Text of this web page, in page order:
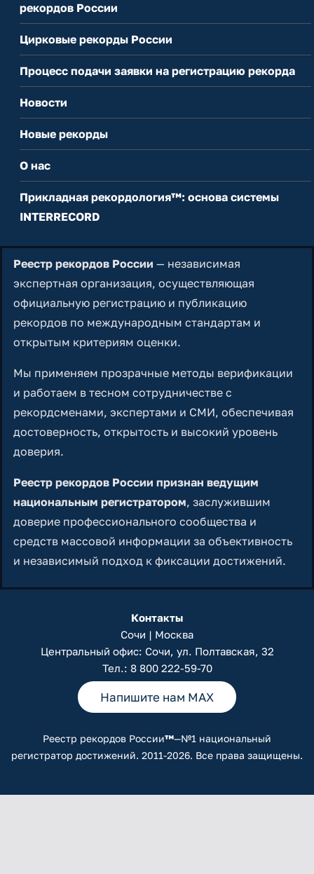
рекордов России
Цирковые рекорды России
Процесс подачи заявки на регистрацию рекорда
Новости
Новые рекорды
О нас
Прикладная рекордология™: основа системы
INTERRECORD
Реестр рекордов России — независимая
экспертная организация, осуществляющая
официальную регистрацию и публикацию
рекордов по международным стандартам и
открытым критериям оценки.
Мы применяем прозрачные методы верификации
и работаем в тесном сотрудничестве с
рекордсменами, экспертами и СМИ, обеспечивая
достоверность, открытость и высокий уровень
доверия.
Реестр рекордов России признан ведущим
национальным регистратором, заслужившим
доверие профессионального сообщества и
средств массовой информации за объективность
и независимый подход к фиксации достижений.
Контакты
Сочи | Москва
Центральный офис: Сочи, ул. Полтавская, 32
Тел.: 8 800 222-59-70
Напишите нам MAX
Реестр рекордов России™—№1 национальный
регистратор достижений. 2011-2026. Все права защищены.